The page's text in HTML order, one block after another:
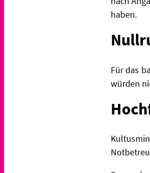
haben.
Für das
würden